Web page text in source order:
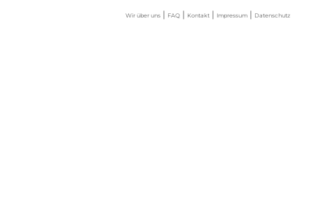
Wir über uns| FAQ| Kontakt| Impressum| Datenschutz